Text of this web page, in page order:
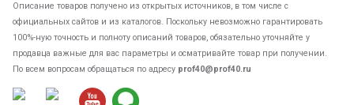
Описание товаров получено из открытых источников, в том числе с
официальных сайтов и из каталогов. Поскольку невозможно гарантировать
100%-ную точность и полноту описаний товаров, обязательно уточняйте у
продавца важные для вас параметры и осматривайте товар при получении.
По всем вопросам обращаться по адресу prof40@prof40.ru